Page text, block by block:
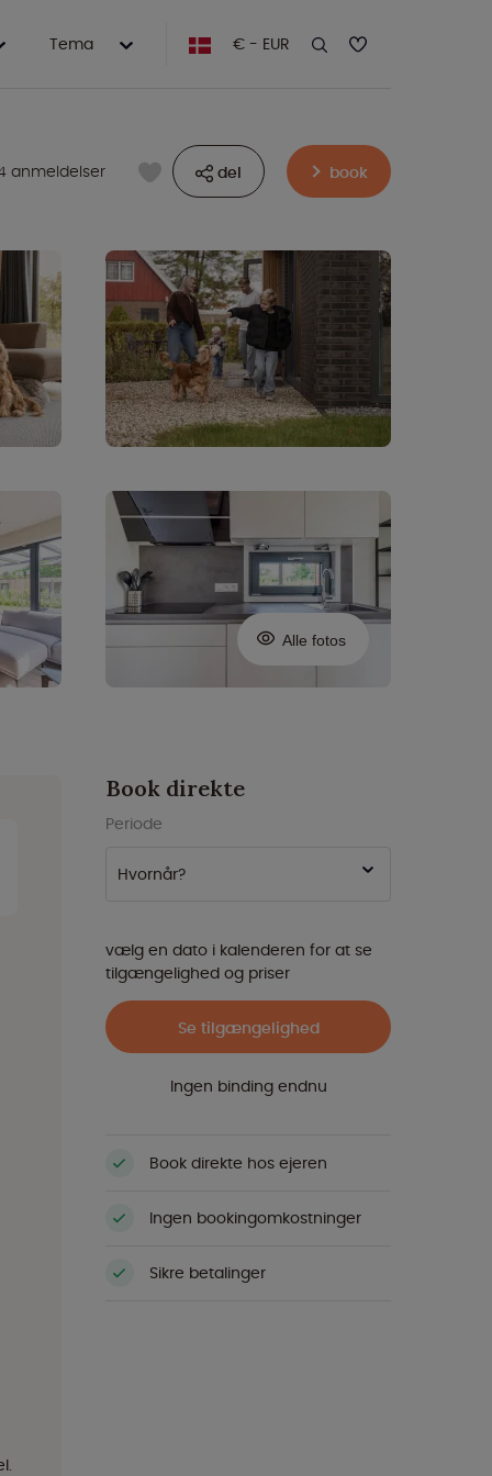
Tema € - EUR
anmeldelser del book
Alle fotos
Book direkte
Periode
Hvornår?
vælg en dato i kalenderen for at se
tilgængelighed og priser
Se tilgængelighed
Ingen binding endnu
Book direkte hos ejeren
Ingen bookingomkostninger
Sikre betalinger